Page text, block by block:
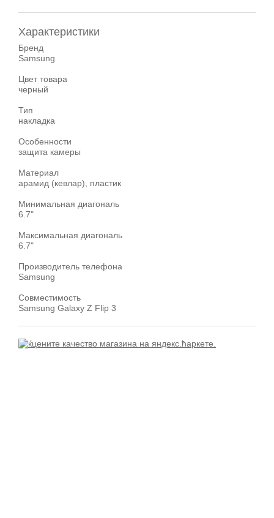
Характеристики
Бренд
Samsung
Цвет товара
черный
Тип
накладка
Особенности
защита камеры
Материал
арамид (кевлар), пластик
Минимальная диагональ
6.7"
Максимальная диагональ
6.7"
Производитель телефона
Samsung
Совместимость
Samsung Galaxy Z Flip 3